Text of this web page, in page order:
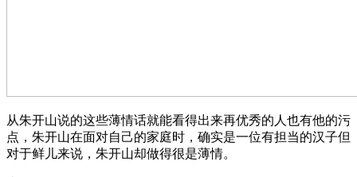
从朱开山说的这些薄情话就能看得出来再优秀的人也有他的污
点，朱开山在面对自己的家庭时，确实是一位有担当的汉子但
对于鲜儿来说，朱开山却做得很是薄情。